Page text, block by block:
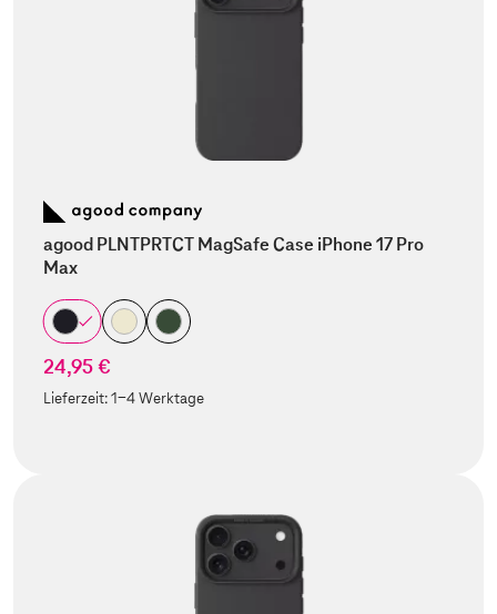
agood PLNTPRTCT MagSafe Case iPhone 17 Pro
Max
24,95 €
Lieferzeit:1-4 Werktage